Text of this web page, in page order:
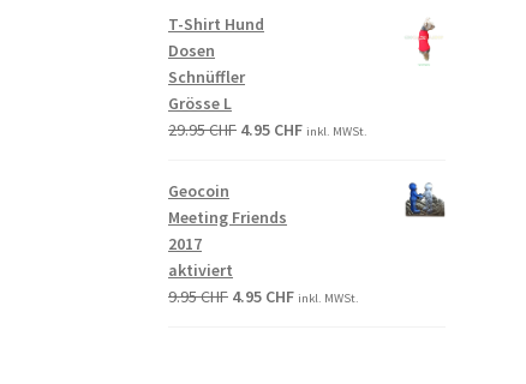
T-Shirt Hund
Dosen
Schnüffler
Grösse L
29.95CHF 4.95 CHF inkl. MWSt.
Geocoin
Meeting Friends
2017
aktiviert
9.95CHF 4.95 CHF inkl. MWSt.